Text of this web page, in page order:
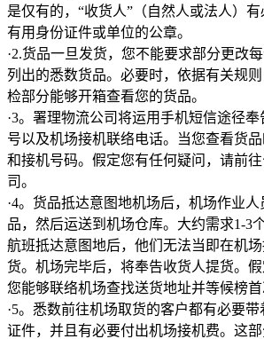
是仅有的，“收货人”（自然人或法人）
有用身份证件或单位的公章。
·2.货品一旦发货，您不能要求部分更改
列出的悉数货品。必要时，依据有关规
检部分能够开箱查看您的货品。
·3。署理物流公司将运用手机短信途径
号以及机场接机联络电话。当您查看货
和接机号码。假定您有任何疑问，请前
司。
·4。货品抵达意图地机场后，机场作业
品，然后运送到机场仓库。大约需求1-3
航班抵达意图地后，他们无法当即在机
货。机场完毕后，将奉告收货人提货。假
您能够联络机场查找送货地址并等候榜首
·5。悉数前往机场取货的客户都有必要
证件，并且有必要付出机场接机费。这